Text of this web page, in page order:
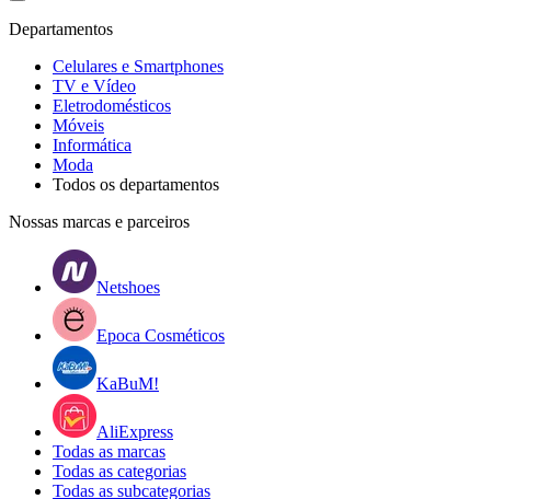
Departamentos
Celulares e Smartphones
TV e Vídeo
Eletrodomésticos
Móveis
Informática
Moda
Todos os departamentos
Nossas marcas e parceiros
Netshoes
Epoca Cosméticos
KaBuM!
AliExpress
Todas as marcas
Todas as categorias
Todas as subcategorias